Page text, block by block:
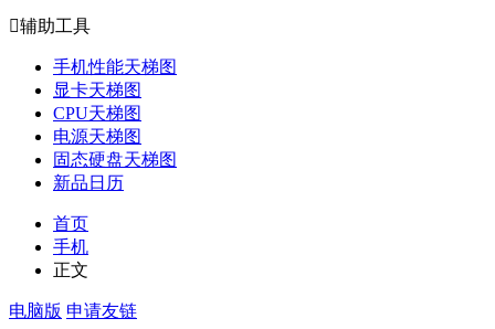
辅助工具
手机性能天梯图
显卡天梯图
CPU天梯图
电源天梯图
固态硬盘天梯图
新品日历
首页
手机
正文
电脑版 申请友链